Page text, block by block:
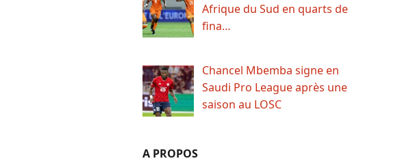
Afrique du Sud en quarts de
fina…
Chancel Mbemba signe en
Saudi Pro League après une
saison au LOSC
A PROPOS